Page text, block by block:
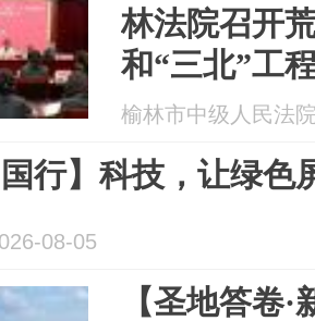
林法院召开
和“三北”工
保护座谈会
榆林市中级人民法
国行】科技，让绿色
08-05
【圣地答卷